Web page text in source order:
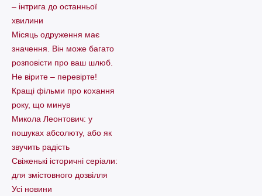
– інтрига до останньої
хвилини
Місяць одруження має
значення. Він може багато
розповісти про ваш шлюб.
Не вірите – перевірте!
Кращі фільми про кохання
року, що минув
Микола Леонтович: у
пошуках абсолюту, або як
звучить радість
Свіженькі історичні серіали:
для змістовного дозвілля
Усі новини